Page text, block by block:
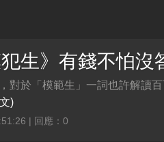
對於「模範生」一詞也許解讀
)
| 回應：0